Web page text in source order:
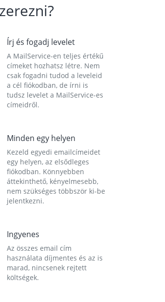
Írj és fogadj levelet
A MailService-en teljes értékű
címeket hozhatsz létre. Nem
csak fogadni tudod a leveleid
a cél fiókodban, de írni is
tudsz levelet a MailService-es
címeidről.
Minden egy helyen
Kezeld egyedi emailcímeidet
egy helyen, az elsődleges
fiókodban. Könnyebben
áttekinthető, kényelmesebb,
nem szükséges többször ki-be
jelentkezni.
Ingyenes
Az összes email cím
használata díjmentes és az is
marad, nincsenek rejtett
költségek.